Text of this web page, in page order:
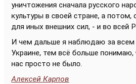
уничтожения сначала русского
культуры в своей стране, а
для иных внешних сил, - и во всей
И чем дальше я наблюдаю за
Украине, тем всё больше понимаю,
нас просто не было.
Алексей Карпов